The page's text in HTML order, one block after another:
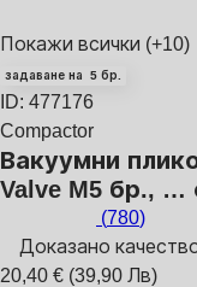
Покажи всички (+10)
задаване на 5 бр.
ID: 477176
Compactor
Вакуумни
Valve M5 бр., …
(780)
Доказано
20,40 € (39,90 Лв)